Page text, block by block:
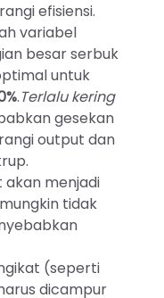
efisiensi.
variabel
besar serbuk
untuk
.Terlalu kering
gesekan
output dan
menjadi
tidak
(seperti
dicampur